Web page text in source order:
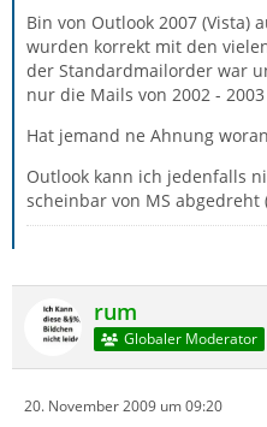
Bin von Outlook 2007 (Vista)
wurden korrekt mit den
der Standardmailorder war
nur die Mails von 2002 -
Hat jemand ne Ahnung
Outlook kann ich jedenfalls
scheinbar von MS abgedreht
rum
Globaler Moderator
20. November 2009 um 09:20